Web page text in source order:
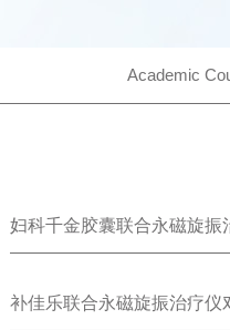
Academic
妇科千金胶囊联合永磁旋振
补佳乐联合永磁旋振治疗